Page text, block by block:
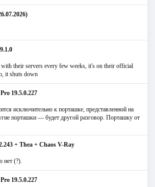
their servers every few weeks, it's on their official
it shuts down
19.5.0.227
исключительно к порташке, представленной на
порташки — будет другой разговор. Порташку от
+ Thea + Chaos V-Ray
нет (?).
19.5.0.227